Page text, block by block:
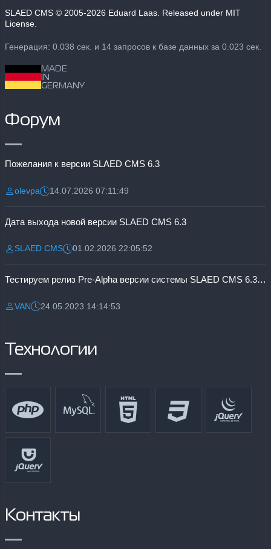
SLAED CMS © 2005-2026 Eduard Laas. Released under MIT
License.
Генерация: 0.038 сек. и 14 запросов к базе данных за 0.023 сек.
MADE
IN
GERMANY
Форум
Пожелания к версии SLAED CMS 6.3
Разместил:
olevpaДата:14.07.2026 07:11:49
Дата выхода новой версии SLAED CMS 6.3
Разместил:
SLAED CMSДата:01.02.2026 22:05:52
Тестируем релиз Pre-Alpha версии системы SLAED CMS 6.3 Pro
Разместил:
VANДата:24.05.2023 14:14:53
Технологии
Контакты